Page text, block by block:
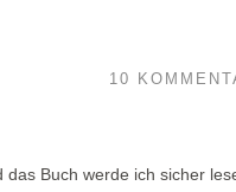
10
das Buch werde ich sicher